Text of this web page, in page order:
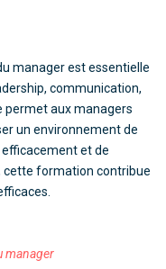
manager est essentielle
communication,
permet aux managers
un environnement de
et de
cette formation contribue
manager